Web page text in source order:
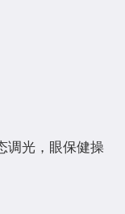
调光，眼保健操